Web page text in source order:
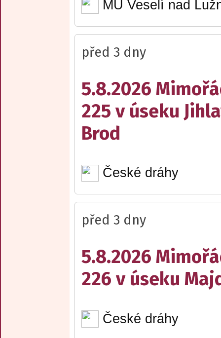
MÚ Veselí nad
před 3 dny
5.8.2026
225 v úseku
Brod
České dráhy
před 3 dny
5.8.2026
226 v úseku
České dráhy